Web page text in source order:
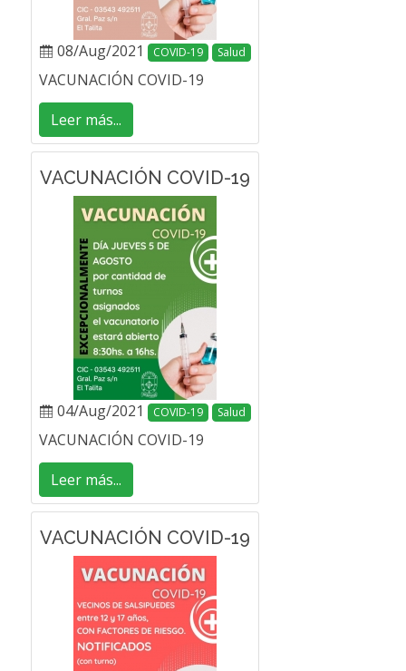
08/Aug/2021 COVID-19 Salud
VACUNACIÓN COVID-19
Leer más...
VACUNACIÓN COVID-19
04/Aug/2021 COVID-19 Salud
VACUNACIÓN COVID-19
Leer más...
VACUNACIÓN COVID-19